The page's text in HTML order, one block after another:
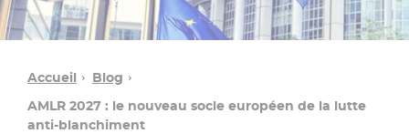
Accueil
Blog
AMLR 2027 : le nouveau socle européen de la lutte
anti-blanchiment